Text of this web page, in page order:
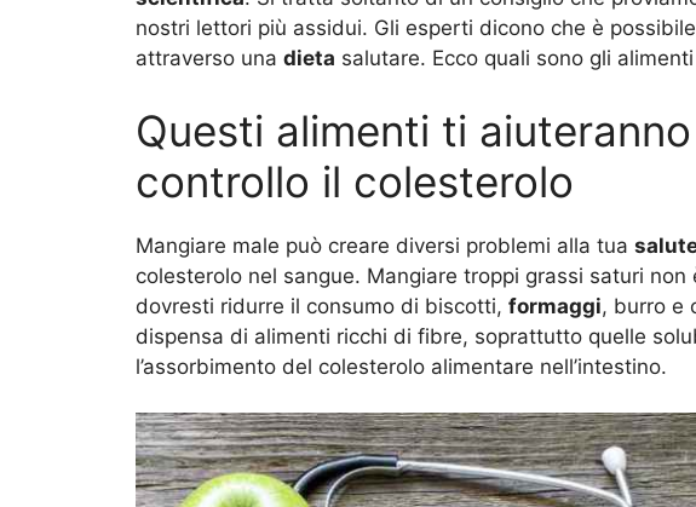
nostri lettori più assidui. Gli esperti dicono che è
attraverso una dieta salutare. Ecco quali sono gli
Questi alimenti ti
controllo il colesterolo
Mangiare male può creare diversi problemi alla tua
colesterolo nel sangue. Mangiare troppi grassi saturi
dovresti ridurre il consumo di biscotti, formaggi, burro e
dispensa di alimenti ricchi di fibre, soprattutto quelle
l’assorbimento del colesterolo alimentare nell’intestino.